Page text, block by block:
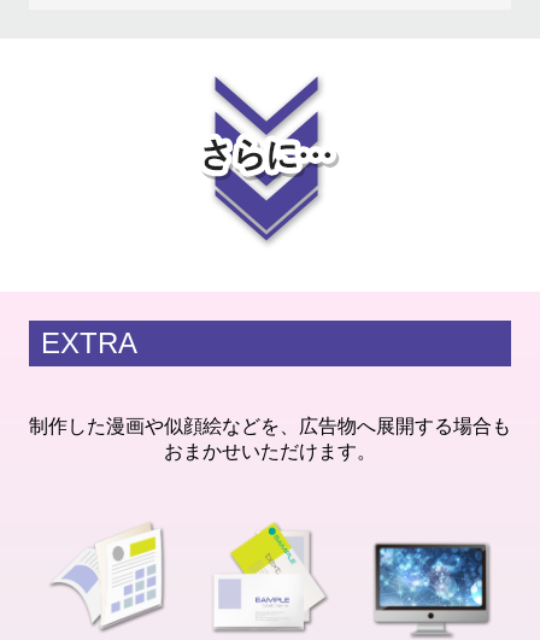
EXTRA
制作した漫画や似顔絵などを、広告物へ展開する場合も
おまかせいただけます。